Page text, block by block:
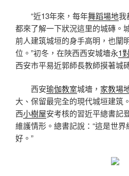
“近13年來，每年舞蹈場地我
都來了解一下狀況這里的城磚。
前人建筑城垣的身手高明，也闡
位。”初冬，在陜西西安城墻永1
西安市平易近郭師長教師摸著城
西安瑜伽教室城墻， 家教場
大、保留最完全的現代城垣建筑
西小樹屋安考核的習近平總書記
維護情形。總書記說：“這是世
好。”